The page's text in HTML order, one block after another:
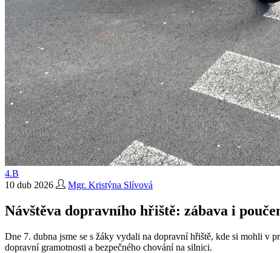
4.B
10 dub 2026
Mgr. Kristýna Slívová
Návštěva dopravního hřiště: zábava i
Dne 7. dubna jsme se s žáky vydali na dopravní hřiště, kde si mohli v
dopravní gramotnosti a bezpečného chování na silnici.